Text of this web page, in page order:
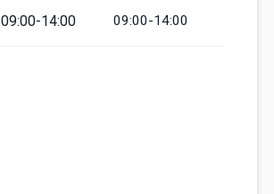
09:00-14:00 09:00-14:00